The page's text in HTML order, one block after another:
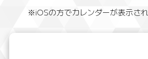
※iOSの方でカレンダーが表示さ